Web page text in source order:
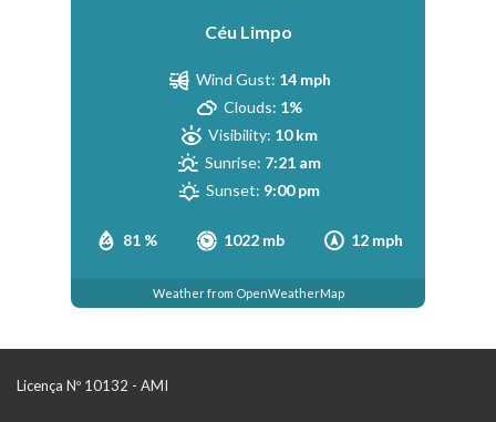
Céu Limpo
81 % 1022 mb 12 mph
Wind Gust: 14 mph
Clouds: 1%
Visibility: 10 km
Sunrise: 7:21 am
Sunset: 9:00 pm
Weather from OpenWeatherMap
Licença Nº 10132 - AMI